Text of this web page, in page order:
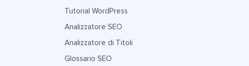
Tutorial WordPress
Analizzatore SEO
Analizzatore di Titoli
Glossario SEO